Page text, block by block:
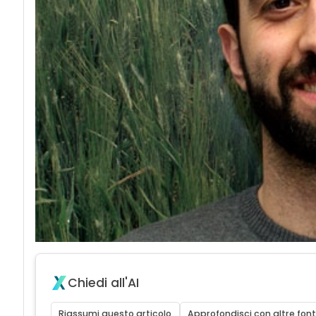
Chiedi all'AI
Riassumi questo articolo Approfondisci con altre